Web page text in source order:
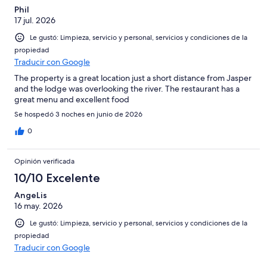
Phil
17 jul. 2026
Le gustó: Limpieza, servicio y personal, servicios y condiciones de la
propiedad
Traducir con Google
The property is a great location just a short distance from Jasper
and the lodge was overlooking the river. The restaurant has a
great menu and excellent food
Se hospedó 3 noches en junio de 2026
0
Opinión verificada
10/10 Excelente
AngeLis
16 may. 2026
Le gustó: Limpieza, servicio y personal, servicios y condiciones de la
propiedad
Traducir con Google